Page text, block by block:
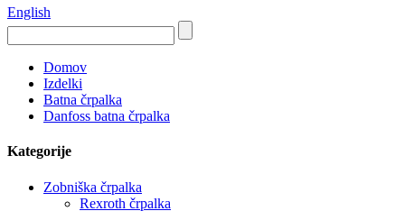
English
Domov
Izdelki
Batna črpalka
Danfoss batna črpalka
Kategorije
Zobniška črpalka
Rexroth črpalka